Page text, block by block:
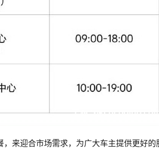
来迎合市场需求，为广大车主提供更好的